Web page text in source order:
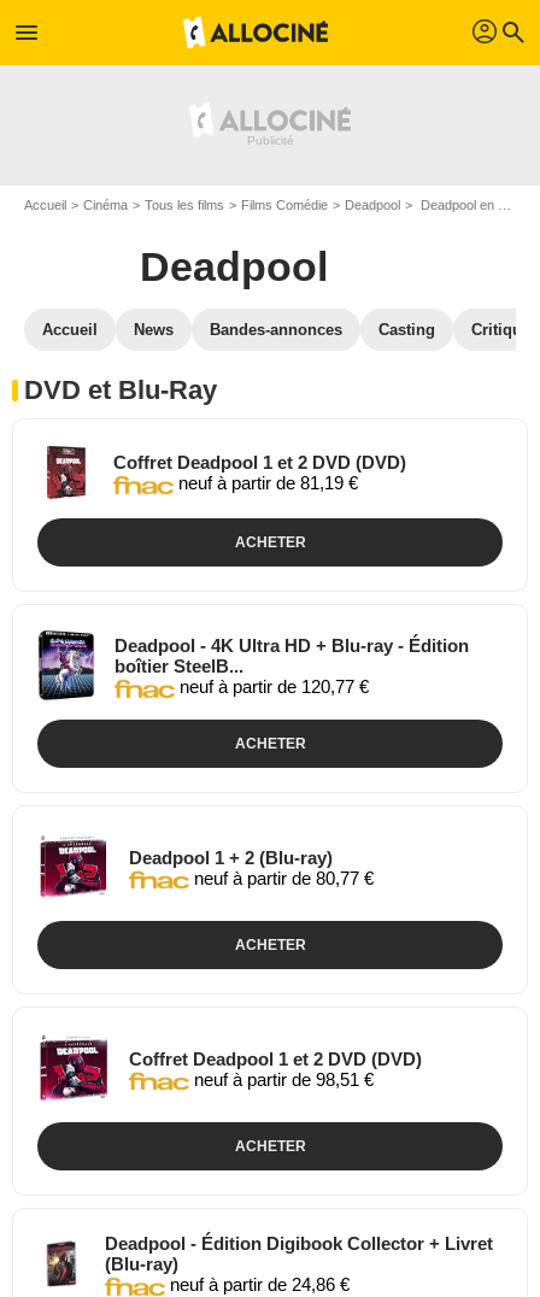
menu profil search
Accueil Cinéma Tous les films Films Comédie Deadpool Deadpool en DVD Blu Ray
Deadpool
Accueil News Bandes-annonces Casting
DVD et Blu-Ray
Coffret Deadpool 1 et 2 DVD (DVD)
neuf à partir de 81,19 €
ACHETER
Deadpool - 4K Ultra HD + Blu-ray - Édition
boîtier SteelB...
neuf à partir de 120,77 €
ACHETER
Deadpool 1 + 2 (Blu-ray)
neuf à partir de 80,77 €
ACHETER
Coffret Deadpool 1 et 2 DVD (DVD)
neuf à partir de 98,51 €
ACHETER
Deadpool - Édition Digibook Collector + Livret
(Blu-ray)
neuf à partir de 24,86 €